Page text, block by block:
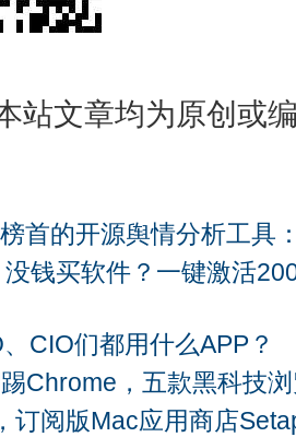
站文章均为原创或
首的开源舆情分析工具
钱买软件？一键激活
CIO们都用什么APP？
Chrome，五款黑科技
订阅版Mac应用商店